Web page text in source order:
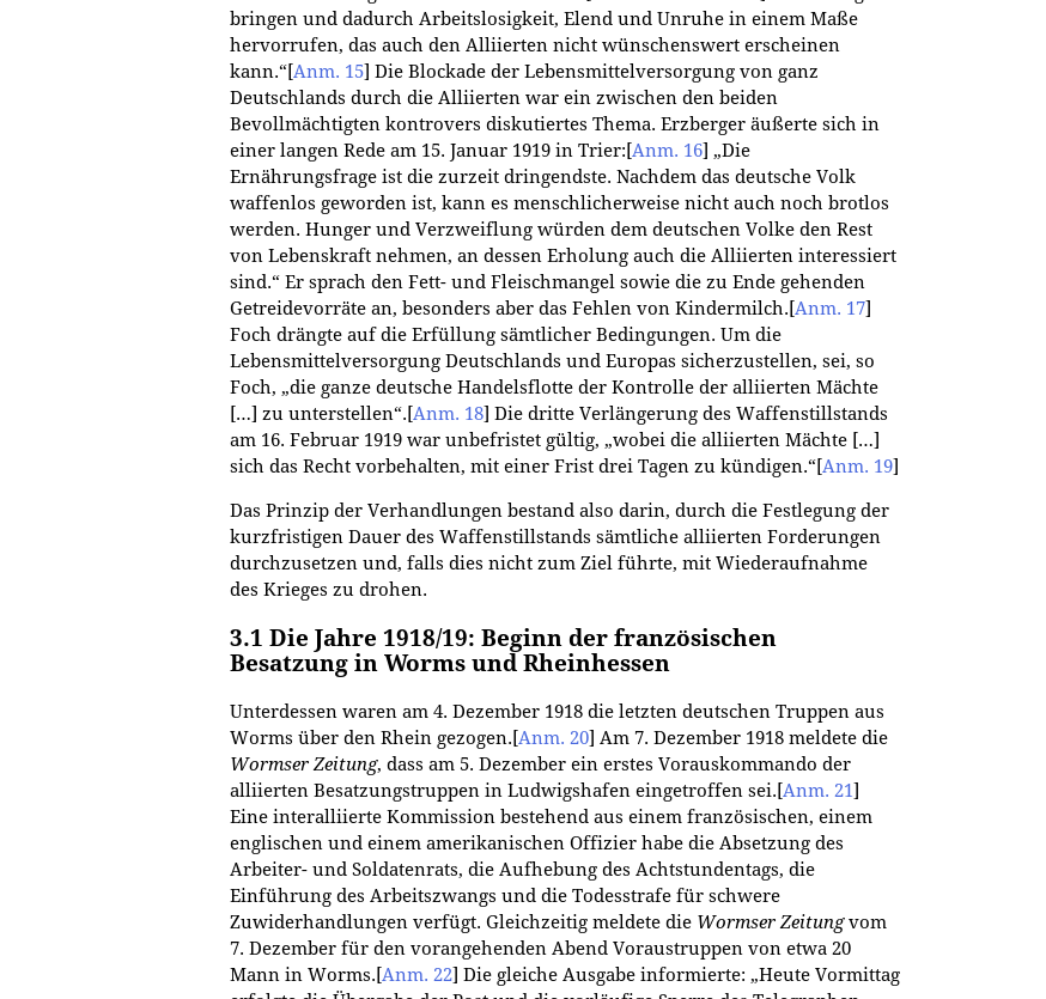
bringen und dadurch Arbeitslosigkeit, Elend und Unruhe in einem Maße
hervorrufen, das auch den Alliierten nicht wünschenswert erscheinen
kann.“[Anm. 15] Die Blockade der Lebensmittelversorgung von ganz
Deutschlands durch die Alliierten war ein zwischen den beiden
Bevollmächtigten kontrovers diskutiertes Thema. Erzberger äußerte sich in
einer langen Rede am 15. Januar 1919 in Trier: [Anm. 16] „Die
Ernährungsfrage ist die zurzeit dringendste. Nachdem das deutsche Volk
waffenlos geworden ist, kann es menschlicherweise nicht auch noch brotlos
werden. Hunger und Verzweiflung würden dem deutschen Volke den Rest
von Lebenskraft nehmen, an dessen Erholung auch die Alliierten interessiert
sind.“ Er sprach den Fett- und Fleischmangel sowie die zu Ende gehenden
Getreidevorräte an, besonders aber das Fehlen von Kindermilch. [Anm. 17]
Foch drängte auf die Erfüllung sämtlicher Bedingungen. Um die
Lebensmittelversorgung Deutschlands und Europas sicherzustellen, sei, so
Foch, „die ganze deutsche Handelsflotte der Kontrolle der alliierten Mächte
[…] zu unterstellen“. [Anm. 18] Die dritte Verlängerung des Waffenstillstands
am 16. Februar 1919 war unbefristet gültig, „wobei die alliierten Mächte […]
sich das Recht vorbehalten, mit einer Frist drei Tagen zu kündigen.“[Anm. 19]
Das Prinzip der Verhandlungen bestand also darin, durch die Festlegung der
kurzfristigen Dauer des Waffenstillstands sämtliche alliierten Forderungen
durchzusetzen und, falls dies nicht zum Ziel führte, mit Wiederaufnahme
des Krieges zu drohen.
3.1 Die Jahre 1918/19: Beginn der französischen
Besatzung in Worms und Rheinhessen
Unterdessen waren am 4. Dezember 1918 die letzten deutschen Truppen aus
Worms über den Rhein gezogen. [Anm. 20] Am 7. Dezember 1918 meldete die
Wormser Zeitung, dass am 5. Dezember ein erstes Vorauskommando der
alliierten Besatzungstruppen in Ludwigshafen eingetroffen sei. [Anm. 21]
Eine interalliierte Kommission bestehend aus einem französischen, einem
englischen und einem amerikanischen Offizier habe die Absetzung des
Arbeiter- und Soldatenrats, die Aufhebung des Achtstundentags, die
Einführung des Arbeitszwangs und die Todesstrafe für schwere
Zuwiderhandlungen verfügt. Gleichzeitig meldete die Wormser Zeitungvom
7. Dezember für den vorangehenden Abend Voraustruppen von etwa 20
Mann in Worms. [Anm. 22] Die gleiche Ausgabe informierte: „Heute Vormittag